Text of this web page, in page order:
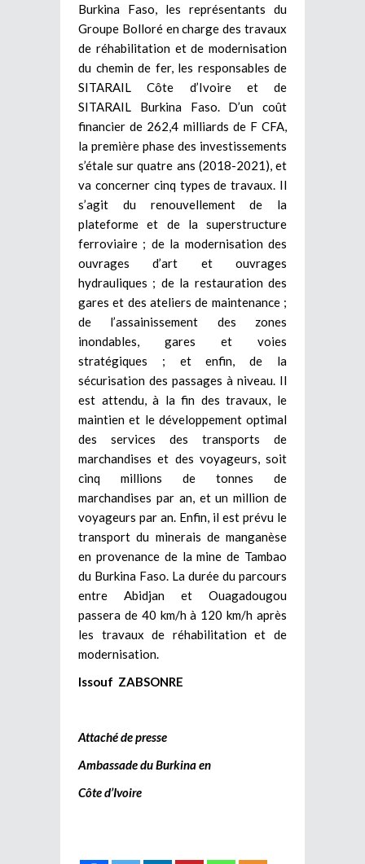
Burkina Faso, les représentants du
Groupe Bolloré en charge des travaux
de réhabilitation et de modernisation
du chemin de fer, les responsables de
SITARAIL Côte d’Ivoire et de
SITARAIL Burkina Faso. D’un coût
financier de 262,4 milliards de F CFA,
la première phase des investissements
s’étale sur quatre ans (2018-2021), et
va concerner cinq types de travaux. Il
s’agit du renouvellement de la
plateforme et de la superstructure
ferroviaire ; de la modernisation des
ouvrages d’art et ouvrages
hydrauliques ; de la restauration des
gares et des ateliers de maintenance ;
de l’assainissement des zones
inondables, gares et voies
stratégiques ; et enfin, de la
sécurisation des passages à niveau. Il
est attendu, à la fin des travaux, le
maintien et le développement optimal
des services des transports de
marchandises et des voyageurs, soit
cinq millions de tonnes de
marchandises par an, et un million de
voyageurs par an. Enfin, il est prévu le
transport du minerais de manganèse
en provenance de la mine de Tambao
du Burkina Faso. La durée du parcours
entre Abidjan et Ouagadougou
passera de 40 km/h à 120 km/h après
les travaux de réhabilitation et de
modernisation.
Issouf ZABSONRE
Attaché de presse
Ambassade du Burkina en
Côte d’Ivoire